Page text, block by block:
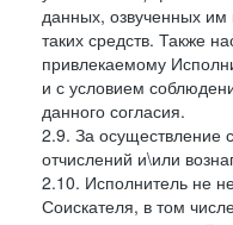
данных, озвученных им
таких средств. Также
привлекаемому
и с условием
данного согласия.
2.9. За осуществление
отчислений и\или
2.10. Исполнитель не
Соискателя, в том